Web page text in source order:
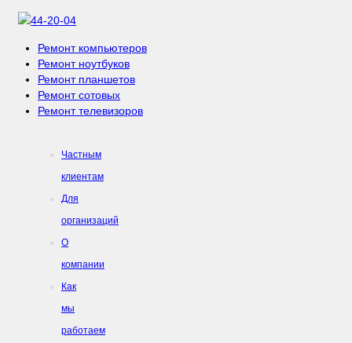
44-20-04
Ремонт компьютеров
Ремонт ноутбуков
Ремонт планшетов
Ремонт сотовых
Ремонт телевизоров
Частным
клиентам
Для
организаций
О
компании
Как
мы
работаем